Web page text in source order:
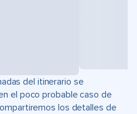
del itinerario se
el poco probable caso de
los detalles de